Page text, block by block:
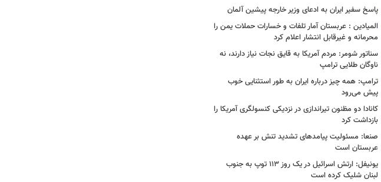
پاسخ سفیر ایران به ادعای وزیر خارجه پیشین آلمان
المیادین : عربستان آمار تلفات و خسارات حملات یمن را
محرمانه و غیرقابل انتشار اعلام کرد
سناتور شومر: مردم آمریکا به قایق نجات نیاز دارند، نه
ناوگان طلایی ترامپ
ترامپ: همه چیز درباره ایران به طور استثنایی خوب
پیش می‌رود
کانادا دو مظنون تیراندازی در نزدیکی کنسولگری آمریکا را
بازداشت کرد
صنعا: مسئولیت پیامدهای تشدید تنش بر عهده
عربستان است
یونیفل: ارتش اسرائیل در یک روز ۱۱۳ توپ به جنوب
لبنان شلیک کرده است